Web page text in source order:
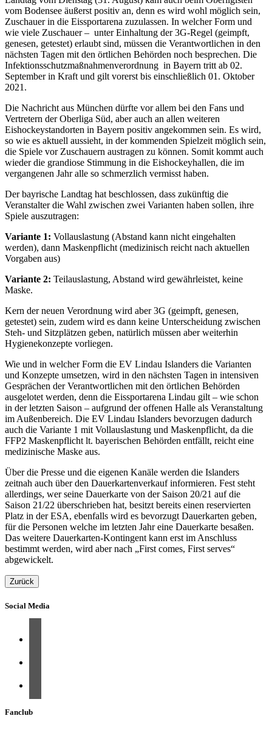
vom Bodensee äußerst positiv an, denn es wird wohl möglich sein,
Zuschauer in die Eissportarena zuzulassen. In welcher Form und
wie viele Zuschauer – unter Einhaltung der 3G-Regel (geimpft,
genesen, getestet) erlaubt sind, müssen die Verantwortlichen in den
nächsten Tagen mit den örtlichen Behörden noch besprechen. Die
Infektionsschutzmaßnahmenverordnung in Bayern tritt ab 02.
September in Kraft und gilt vorerst bis einschließlich 01. Oktober
2021.
Die Nachricht aus München dürfte vor allem bei den Fans und
Vertretern der Oberliga Süd, aber auch an allen weiteren
Eishockeystandorten in Bayern positiv angekommen sein. Es wird,
so wie es aktuell aussieht, in der kommenden Spielzeit möglich sein,
die Spiele vor Zuschauern austragen zu können. Somit kommt auch
wieder die grandiose Stimmung in die Eishockeyhallen, die im
vergangenen Jahr alle so schmerzlich vermisst haben.
Der bayrische Landtag hat beschlossen, dass zukünftig die
Veranstalter die Wahl zwischen zwei Varianten haben sollen, ihre
Spiele auszutragen:
Variante 1: Vollauslastung (Abstand kann nicht eingehalten
werden), dann Maskenpflicht (medizinisch reicht nach aktuellen
Vorgaben aus)
Variante 2: Teilauslastung, Abstand wird gewährleistet, keine
Maske.
Kern der neuen Verordnung wird aber 3G (geimpft, genesen,
getestet) sein, zudem wird es dann keine Unterscheidung zwischen
Steh- und Sitzplätzen geben, natürlich müssen aber weiterhin
Hygienekonzepte vorliegen.
Wie und in welcher Form die EV Lindau Islanders die Varianten
und Konzepte umsetzen, wird in den nächsten Tagen in intensiven
Gesprächen der Verantwortlichen mit den örtlichen Behörden
ausgelotet werden, denn die Eissportarena Lindau gilt – wie schon
in der letzten Saison – aufgrund der offenen Halle als Veranstaltung
im Außenbereich. Die EV Lindau Islanders bevorzugen dadurch
auch die Variante 1 mit Vollauslastung und Maskenpflicht, da die
FFP2 Maskenpflicht lt. bayerischen Behörden entfällt, reicht eine
medizinische Maske aus.
Über die Presse und die eigenen Kanäle werden die Islanders
zeitnah auch über den Dauerkartenverkauf informieren. Fest steht
allerdings, wer seine Dauerkarte von der Saison 20/21 auf die
Saison 21/22 überschrieben hat, besitzt bereits einen reservierten
Platz in der ESA, ebenfalls wird es bevorzugt Dauerkarten geben,
für die Personen welche im letzten Jahr eine Dauerkarte besaßen.
Das weitere Dauerkarten-Kontingent kann erst im Anschluss
bestimmt werden, wird aber nach „First comes, First serves“
abgewickelt.
Zurück
Social Media
Fanclub